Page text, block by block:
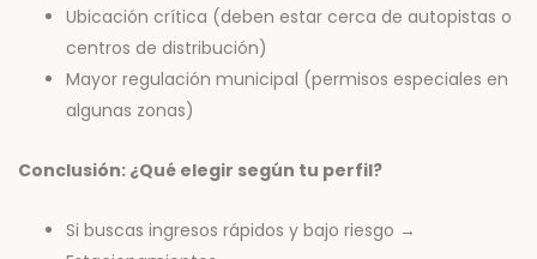
Ubicación crítica (deben estar cerca de autopistas o
centros de distribución)
Mayor regulación municipal (permisos especiales en
algunas zonas)
Conclusión: ¿Qué elegir según tu perfil?
Si buscas ingresos rápidos y bajo riesgo →